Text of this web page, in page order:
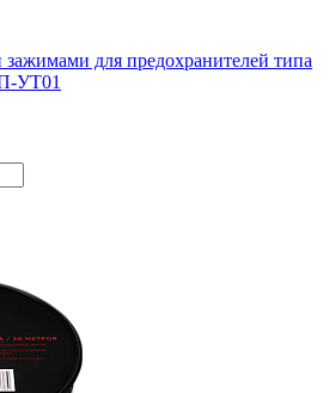
для предохранителей типа
УТ01